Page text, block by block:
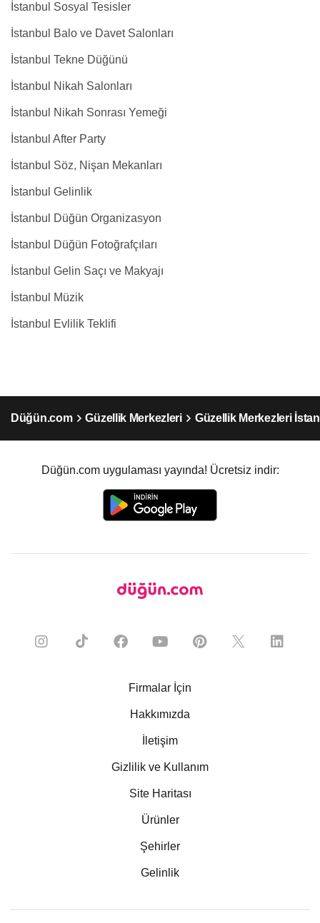
İstanbul Sosyal Tesisler
İstanbul Balo ve Davet Salonları
İstanbul Tekne Düğünü
İstanbul Nikah Salonları
İstanbul Nikah Sonrası Yemeği
İstanbul After Party
İstanbul Söz, Nişan Mekanları
İstanbul Gelinlik
İstanbul Düğün Organizasyon
İstanbul Düğün Fotoğrafçıları
İstanbul Gelin Saçı ve Makyajı
İstanbul Müzik
İstanbul Evlilik Teklifi
Düğün.com Güzellik Merkezleri Güzellik Merkezleri
Düğün.com uygulaması yayında! Ücretsiz indir:
Firmalar İçin
Hakkımızda
İletişim
Gizlilik ve Kullanım
Site Haritası
Ürünler
Şehirler
Gelinlik